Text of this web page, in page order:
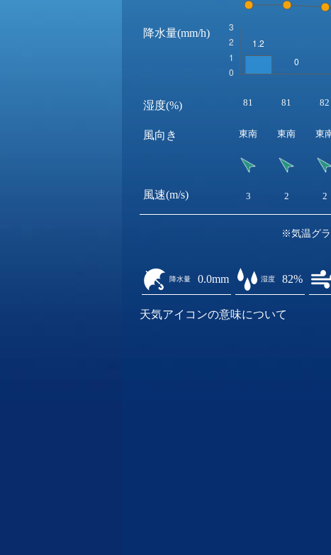
降水量(mm/h)
湿度(%)
風向き
風速(m/s)
81 81 82
東南 東南 東
3 2 2
※気温グラ
降水量 0.0mm 湿度 82%
天気アイコンの意味について